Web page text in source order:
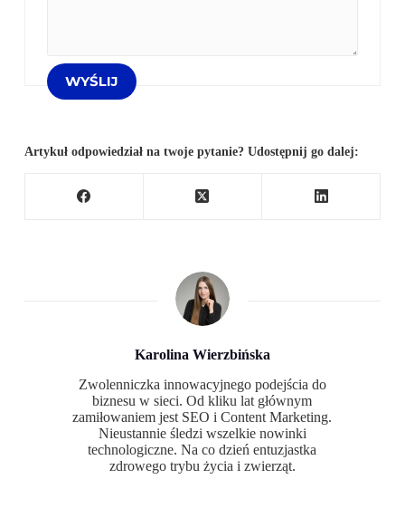
Artykuł odpowiedział na twoje pytanie? Udostępnij go dalej:
Karolina Wierzbińska
Zwolenniczka innowacyjnego podejścia do
biznesu w sieci. Od kliku lat głównym
zamiłowaniem jest SEO i Content Marketing.
Nieustannie śledzi wszelkie nowinki
technologiczne. Na co dzień entuzjastka
zdrowego trybu życia i zwierząt.